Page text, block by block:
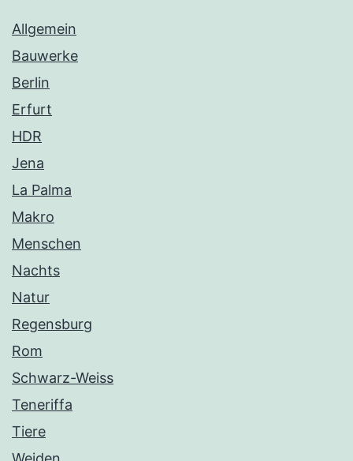
Allgemein
Bauwerke
Berlin
Erfurt
HDR
Jena
La Palma
Makro
Menschen
Nachts
Natur
Regensburg
Rom
Schwarz-Weiss
Teneriffa
Tiere